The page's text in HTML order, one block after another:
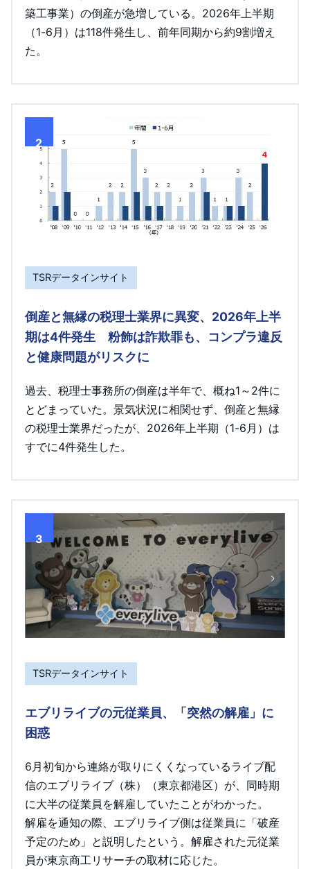
築工事業）の倒産が急増している。2026年上半期
（1-6月）は118件発生し、前年同期から約9割増え
た。
2
TSRデータインサイト
倒産と無縁の税理士業界に異変、2026年上半
期は4件発生 粉飾は詐欺罪も、コンプラ違反
と健康問題がリスクに
過去、税理士事務所の倒産は半年で、概ね1～2件に
とどまっていた。景気状況に相関せず、倒産と無縁
の税理士業界だったが、2026年上半期（1-6月）は
すでに4件発生した。
3
TSRデータインサイト
エブリライブの元従業員、「突然の解雇」に
困惑
6月初旬から連絡が取りにくくなっているライブ配
信のエブリライブ（株）（東京都港区）が、同時期
に大半の従業員を解雇していたことがわかった。
解雇を通知の際、エブリライブ側は従業員に「破産
予定のため」と説明したという。解雇された元従業
員が東京商工リサーチの取材に応じた。